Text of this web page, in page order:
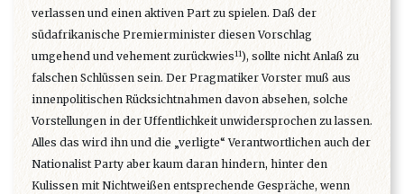
verlassen und einen aktiven Part zu spielen. Daß der
südafrikanische Premierminister diesen Vorschlag
umgehend und vehement zurückwies11), sollte nicht Anlaß zu
falschen Schlüssen sein. Der Pragmatiker Vorster muß aus
innenpolitischen Rücksichtnahmen davon absehen, solche
Vorstellungen in der Uffentlichkeit unwidersprochen zu lassen.
Alles das wird ihn und die „verligte“ Verantwortlichen auch der
Nationalist Party aber kaum daran hindern, hinter den
Kulissen mit Nichtweißen entsprechende Gespräche, wenn